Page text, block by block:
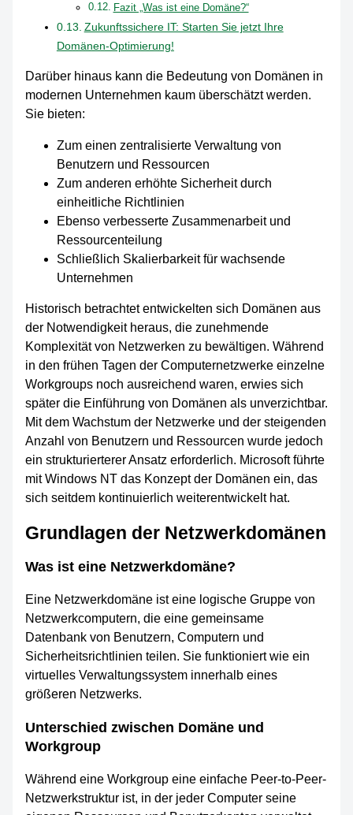
Fazit „Was ist eine Domäne?“
Zukunftssichere IT: Starten Sie jetzt Ihre
Domänen-Optimierung!
Darüber hinaus kann die Bedeutung von Domänen in
modernen Unternehmen kaum überschätzt werden.
Sie bieten:
Zum einen zentralisierte Verwaltung von
Benutzern und Ressourcen
Zum anderen erhöhte Sicherheit durch
einheitliche Richtlinien
Ebenso verbesserte Zusammenarbeit und
Ressourcenteilung
Schließlich Skalierbarkeit für wachsende
Unternehmen
Historisch betrachtet entwickelten sich Domänen aus
der Notwendigkeit heraus, die zunehmende
Komplexität von Netzwerken zu bewältigen. Während
in den frühen Tagen der Computernetzwerke einzelne
Workgroups noch ausreichend waren, erwies sich
später die Einführung von Domänen als unverzichtbar.
Mit dem Wachstum der Netzwerke und der steigenden
Anzahl von Benutzern und Ressourcen wurde jedoch
ein strukturierterer Ansatz erforderlich. Microsoft führte
mit Windows NT das Konzept der Domänen ein, das
sich seitdem kontinuierlich weiterentwickelt hat.
Grundlagen der Netzwerkdomänen
Was ist eine Netzwerkdomäne?
Eine Netzwerkdomäne ist eine logische Gruppe von
Netzwerkcomputern, die eine gemeinsame
Datenbank von Benutzern, Computern und
Sicherheitsrichtlinien teilen. Sie funktioniert wie ein
virtuelles Verwaltungssystem innerhalb eines
größeren Netzwerks.
Unterschied zwischen Domäne und
Workgroup
Während eine Workgroup eine einfache Peer-to-Peer-
Netzwerkstruktur ist, in der jeder Computer seine